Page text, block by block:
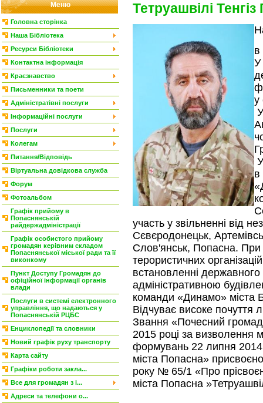
Меню
Головна сторінка
Наша Бібліотека
Ресурси Бібліотеки
Контактна інформація
Краєзнавство
Письменники та поети
Адміністратівні послуги
Інформаційні послуги
Послуги
Колегам
Питання/Відповідь
Віртуальна довідкова служба
Форум
Фотоальбом
Графік прийому в
Попаснянській
райдержадміністрації
Графік особистого прийому
громадян керівним складом
Попаснянської міської ради та її
виконкому
Пункт Доступу Громадян до
офіційної інформації органів
влади
Послуги в системі електронного
управління, що надаються у
Попаснянській РЦБС
Енциклопедії та словники
Новий графік руху транспорту
Карта сайту
Графіки роботи закла...
Все для громадян з і...
Адреси та телефони о...
Тетруашвілі
в
У
у
в
участь у звільненні від
Сєвєродонецьк,
Слов'янськ, Попасна. При
терористичних
встановленні
адміністративною
команди «Динамо» міста
Відчуває високе
Звання «Почесний
2015 році за визволення
формувань 22 липня
міста Попасна»
року № 65/1 «Про
міста Попасна